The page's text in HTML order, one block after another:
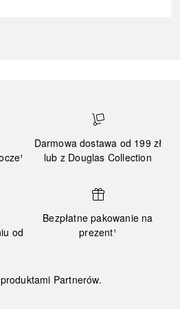
Darmowa dostawa od 199 zł
lub z Douglas Collection
od
Bezpłatne pakowanie na
prezent¹
Partnerów.